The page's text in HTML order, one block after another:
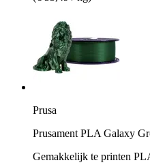
Prusa
Prusament PLA Galaxy
Gemakkelijk te printen